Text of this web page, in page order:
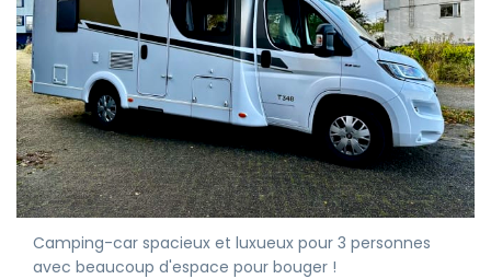
Camping-car spacieux et luxueux pour 3 personnes
avec beaucoup d'espace pour bouger !